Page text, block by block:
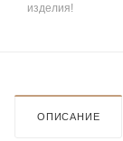
изделия!
ОПИСАНИЕ